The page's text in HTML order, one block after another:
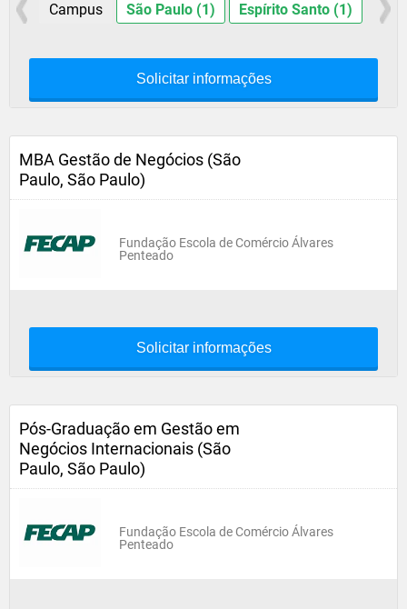
Campus São Paulo (1) Espírito Santo (1)
Solicitar informações
MBA Gestão de Negócios (São
Paulo, São Paulo)
Fundação Escola de Comércio Álvares
Penteado
Solicitar informações
Pós-Graduação em Gestão em
Negócios Internacionais (São
Paulo, São Paulo)
Fundação Escola de Comércio Álvares
Penteado